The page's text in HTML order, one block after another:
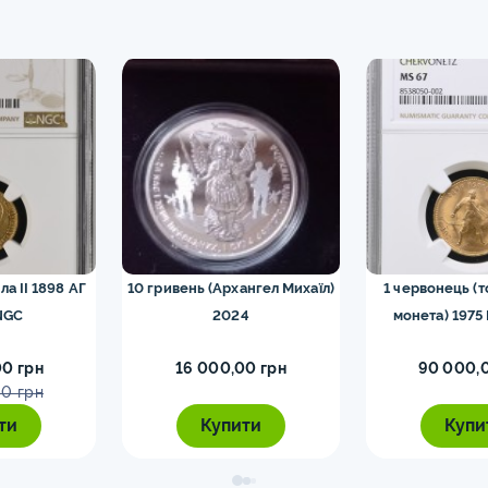
II 1898 АГ
грн
грн
10 гривень (Архангел Михаїл)
2024
16 000,00 грн
Купити
1 червонець
монета) 1975
90